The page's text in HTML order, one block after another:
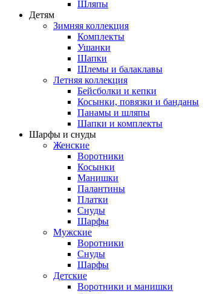
Шляпы
Детям
Зимняя коллекция
Комплекты
Ушанки
Шапки
Шлемы и балаклавы
Летняя коллекция
Бейсболки и кепки
Косынки, повязки и банданы
Панамы и шляпы
Шапки и комплекты
Шарфы и снуды
Женские
Воротники
Косынки
Манишки
Палантины
Платки
Снуды
Шарфы
Мужские
Воротники
Снуды
Шарфы
Детские
Воротники и манишки